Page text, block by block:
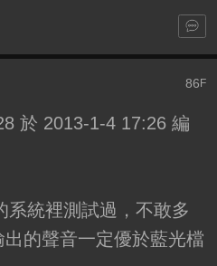
86 F
於 2013-1-4 17:26 編
系統裡測試過，不敢多
的聲音一定優於藍光檔